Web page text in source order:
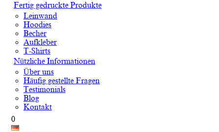
Fertig gedruckte Produkte
Leinwand
Hoodies
Becher
Aufkleber
T-Shirts
Nützliche Informationen
Über uns
Häufig gestellte Fragen
Testimonials
Blog
Kontakt
0